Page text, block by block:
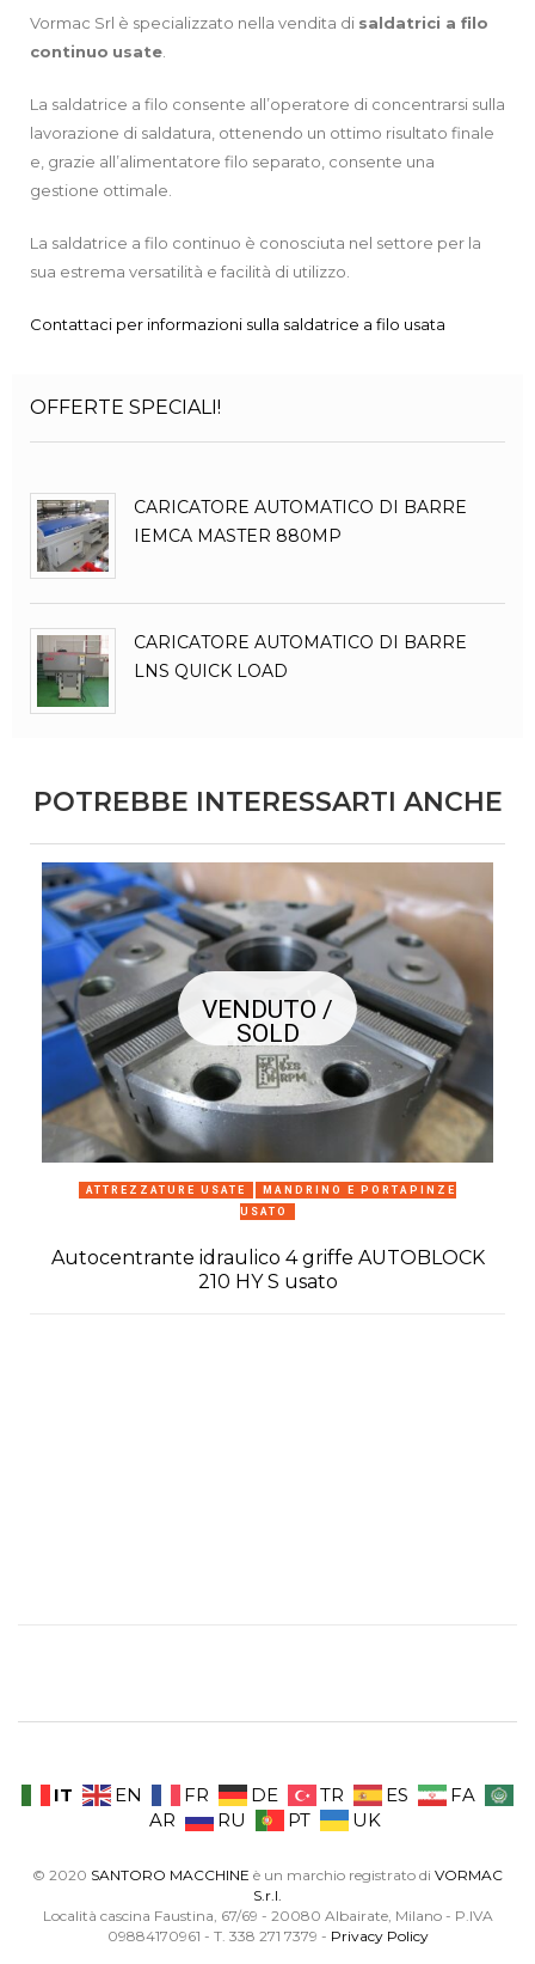
Vormac Srl è specializzato nella vendita di saldatrici a filo
continuo usate
La saldatrice a filo consente all’operatore di concentrarsi sulla
lavorazione di saldatura, ottenendo un ottimo risultato finale
e, grazie all’alimentatore filo separato, consente una
gestione ottimale.
La saldatrice a filo continuo è conosciuta nel settore per la
sua estrema versatilità e facilità di utilizzo.
Contattaci per informazioni sulla saldatrice a filo usata
OFFERTE SPECIALI!
CARICATORE AUTOMATICO DI BARRE
IEMCA MASTER 880MP
CARICATORE AUTOMATICO DI BARRE
LNS QUICK LOAD
POTREBBE INTERESSARTI ANCHE
VENDUTO /
SOLD
ATTREZZATURE USATE
MANDRINO E PORTAPINZE
USATO
Autocentrante idraulico 4 griffe AUTOBLOCK
210 HY S usato
IT EN FR DE TR ES
FA
AR
RU PT UK
© 2020 SANTORO MACCHINE è un marchio registrato di VORMAC
S.r.l.
Località cascina Faustina, 67/69 - 20080 Albairate, Milano - P.IVA
09884170961 - T. 338 271 7379 - Privacy Policy